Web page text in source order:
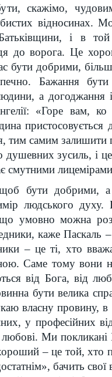
скажімо,
відносинах.
і в
до ворога. Це
бути добрими,
Бажання
а догоджання
«Горе вам,
тим самим залишити
душевних зусиль, і
смутними
бути добрими,
людського духу.
умовно можна
каже Паскаль
– це ті, хто
Саме тому вони
від Бога, від
бути велика
власну провину, в
у професійних
Ми покликані
– це той, хто
бачить свої